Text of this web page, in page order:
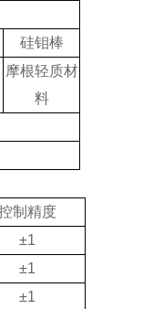
硅钼棒
摩根轻质材
料
制精度
±1
±1
±1